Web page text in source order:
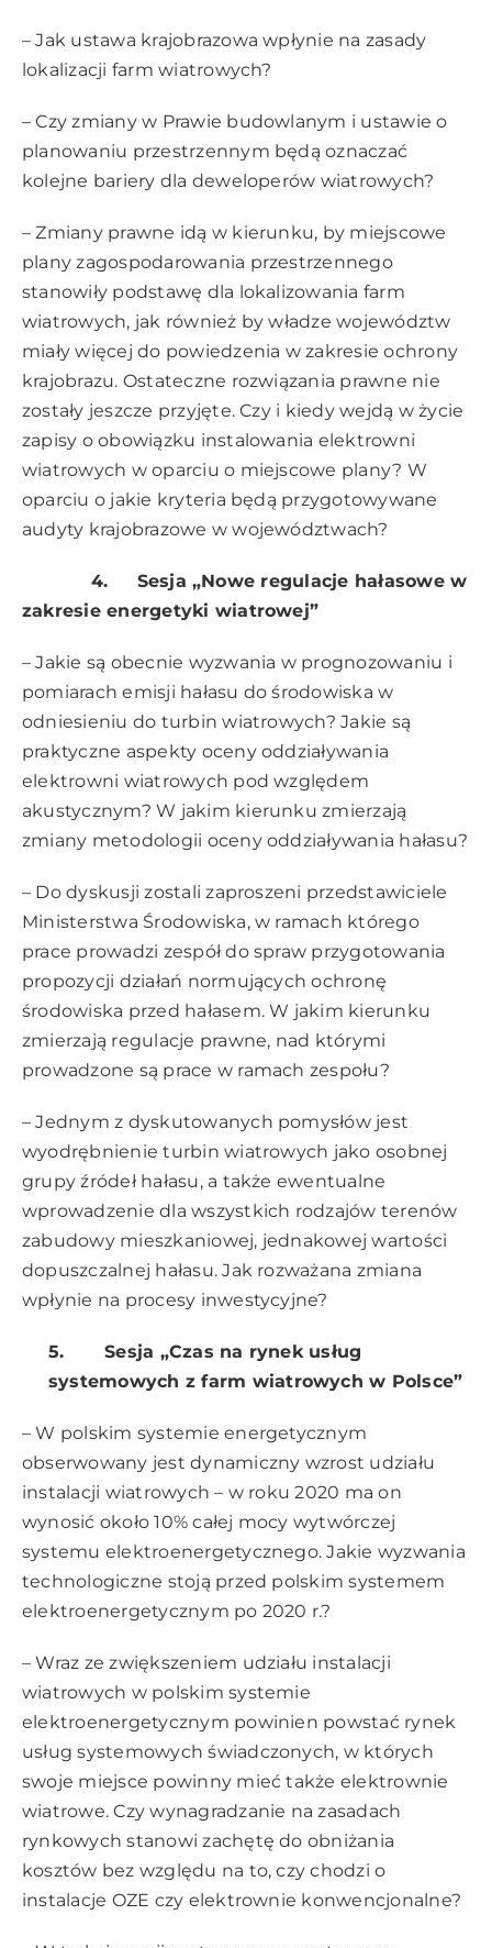
– Jak ustawa krajobrazowa wpłynie na zasady
lokalizacji farm wiatrowych?
– Czy zmiany w Prawie budowlanym i ustawie o
planowaniu przestrzennym będą oznaczać
kolejne bariery dla deweloperów wiatrowych?
– Zmiany prawne idą w kierunku, by miejscowe
plany zagospodarowania przestrzennego
stanowiły podstawę dla lokalizowania farm
wiatrowych, jak również by władze województw
miały więcej do powiedzenia w zakresie ochrony
krajobrazu. Ostateczne rozwiązania prawne nie
zostały jeszcze przyjęte. Czy i kiedy wejdą w życie
zapisy o obowiązku instalowania elektrowni
wiatrowych w oparciu o miejscowe plany? W
oparciu o jakie kryteria będą przygotowywane
audyty krajobrazowe w województwach?
4. Sesja „Nowe regulacje hałasowe w
zakresie energetyki wiatrowej”
– Jakie są obecnie wyzwania w prognozowaniu i
pomiarach emisji hałasu do środowiska w
odniesieniu do turbin wiatrowych? Jakie są
praktyczne aspekty oceny oddziaływania
elektrowni wiatrowych pod względem
akustycznym? W jakim kierunku zmierzają
zmiany metodologii oceny oddziaływania hałasu?
– Do dyskusji zostali zaproszeni przedstawiciele
Ministerstwa Środowiska, w ramach którego
prace prowadzi zespół do spraw przygotowania
propozycji działań normujących ochronę
środowiska przed hałasem. W jakim kierunku
zmierzają regulacje prawne, nad którymi
prowadzone są prace w ramach zespołu?
– Jednym z dyskutowanych pomysłów jest
wyodrębnienie turbin wiatrowych jako osobnej
grupy źródeł hałasu, a także ewentualne
wprowadzenie dla wszystkich rodzajów terenów
zabudowy mieszkaniowej, jednakowej wartości
dopuszczalnej hałasu. Jak rozważana zmiana
wpłynie na procesy inwestycyjne?
5.Sesja „Czas na rynek usług
systemowych z farm wiatrowych w Polsce”
– W polskim systemie energetycznym
obserwowany jest dynamiczny wzrost udziału
instalacji wiatrowych – w roku 2020 ma on
wynosić około 10% całej mocy wytwórczej
systemu elektroenergetycznego. Jakie wyzwania
technologiczne stoją przed polskim systemem
elektroenergetycznym po 2020 r.?
– Wraz ze zwiększeniem udziału instalacji
wiatrowych w polskim systemie
elektroenergetycznym powinien powstać rynek
usług systemowych świadczonych, w których
swoje miejsce powinny mieć także elektrownie
wiatrowe. Czy wynagradzanie na zasadach
rynkowych stanowi zachętę do obniżania
kosztów bez względu na to, czy chodzi o
instalacje OZE czy elektrownie konwencjonalne?